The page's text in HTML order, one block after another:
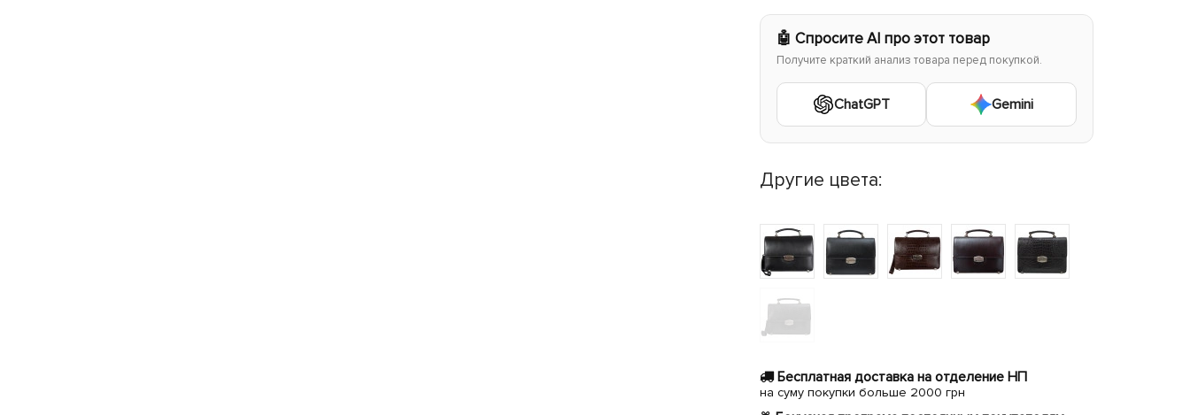
🤖 Спросите AI про этот товар
Получите краткий анализ товара перед покупкой.
ChatGPT Gemini
Другие цвета:
Бесплатная доставка на отделение НП
на суму покупки больше 2000 грн